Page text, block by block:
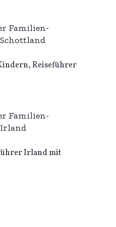
Familien-
Familien-